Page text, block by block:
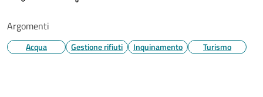
Argomenti
Acqua Gestione rifiuti Inquinamento Turismo